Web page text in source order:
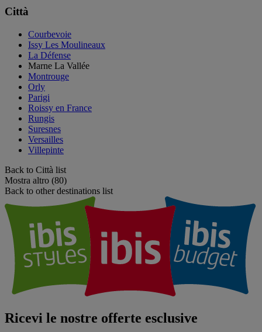
Città
Courbevoie
Issy Les Moulineaux
La Défense
Marne La Vallée
Montrouge
Orly
Parigi
Roissy en France
Rungis
Suresnes
Versailles
Villepinte
Back to Città list
Mostra altro (80)
Back to other destinations list
Ricevi le nostre offerte esclusive